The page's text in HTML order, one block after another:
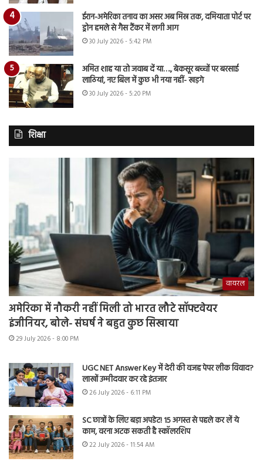
ईरान-अमेरिका तनाव का असर अब मिस्र तक, दमियाता पोर्ट पर
ड्रोन हमले से गैस टैंकर में लगी आग
30 July 2026 - 5:42 PM
अमित शाह या तो जवाब दें या…., बेकसूर बच्चों पर बरसाई
लाठियां, नए बिल में कुछ भी नया नहीं- खड़गे
30 July 2026 - 5:20 PM
शिक्षा
वायरल
अमेरिका में नौकरी नहीं मिली तो भारत लौटे सॉफ्टवेयर
इंजीनियर, बोले- संघर्ष ने बहुत कुछ सिखाया
29 July 2026 - 8:00 PM
UGC NET Answer Key में देरी की वजह पेपर लीक विवाद?
लाखों उम्मीदवार कर रहे इंतजार
26 July 2026 - 6:11 PM
SC छात्रों के लिए बड़ा अपडेट! 15 अगस्त से पहले कर लें ये
काम, वरना अटक सकती है स्कॉलरशिप
22 July 2026 - 11:54 AM